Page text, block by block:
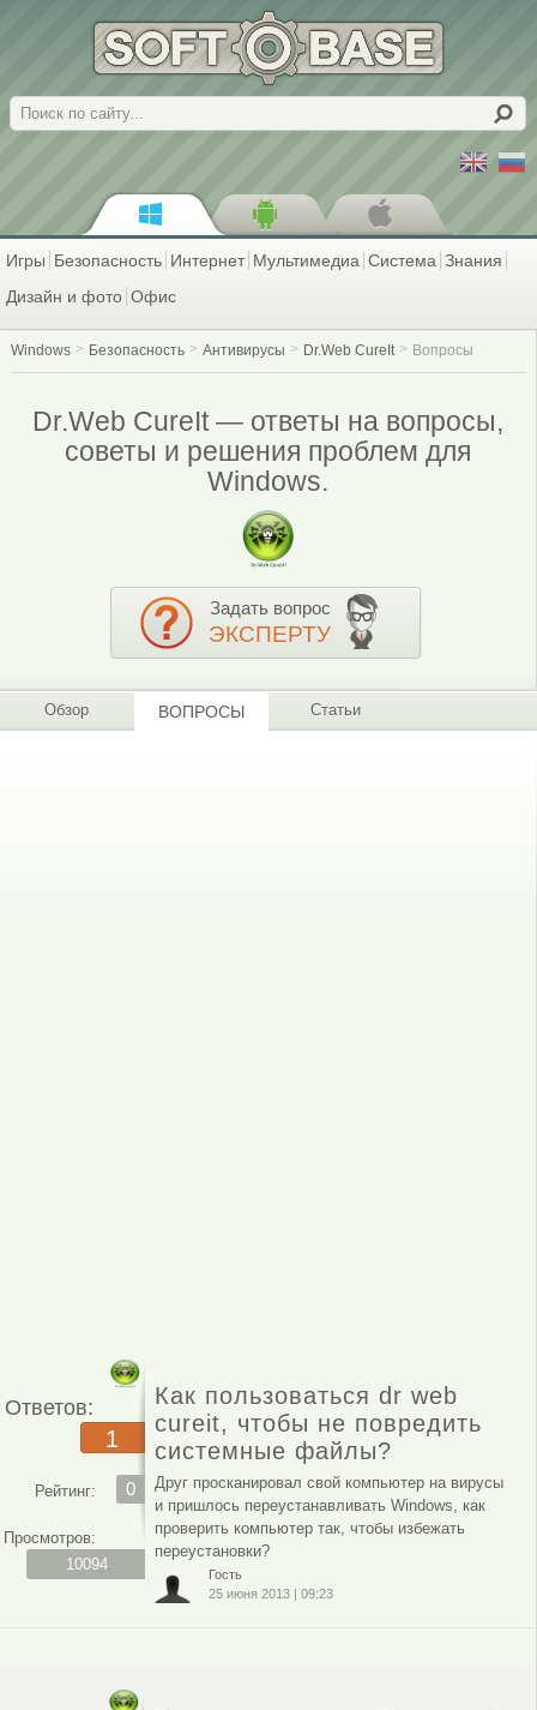
Поиск
Игры Безопасность Интернет Мультимедиа Система Знания
Дизайн и фото Офис
Windows Безопасность Антивирусы Dr.Web CureIt Вопросы
Dr.Web CureIt — ответы на вопросы,
советы и решения проблем для
Windows.
Задать вопрос
ЭКСПЕРТУ
Обзор ВОПРОСЫ Статьи
Ответов:
1
Рейтинг: 0
Просмотров:
10094
Как пользоваться dr web
cureit, чтобы не повредить
системные файлы?
Друг просканировал свой компьютер на вирусы
и пришлось переустанавливать Windows, как
проверить компьютер так, чтобы избежать
переустановки?
Гость
25 июня 2013| 09:23